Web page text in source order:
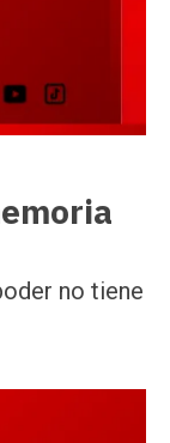
no tiene